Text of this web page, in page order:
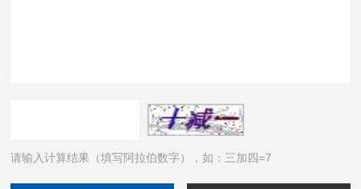
请输入计算结果（填写阿拉伯数字），如：三加四=7